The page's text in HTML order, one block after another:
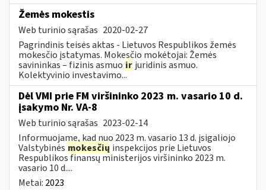
Žemės mokestis
Web turinio sąrašas 2020-02-27
Pagrindinis teisės aktas - Lietuvos Respublikos žemės
mokesčio įstatymas. Mokesčio mokėtojai: Žemės
savininkas – fizinis asmuo ir juridinis asmuo.
Kolektyvinio investavimo...
Dėl VMI prie FM viršininko 2023 m. vasario 10 d.
įsakymo Nr. VA-8
Web turinio sąrašas 2023-02-14
Informuojame, kad nuo 2023 m. vasario 13 d. įsigaliojo
Valstybinės mokesčių inspekcijos prie Lietuvos
Respublikos finansų ministerijos viršininko 2023 m.
vasario 10 d....
Metai: 2023